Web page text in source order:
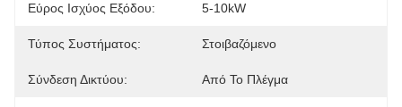
Εύρος Ισχύος Εξόδου: 5-10kW
Τύπος Συστήματος: Στοιβαζόμενο
Σύνδεση Δικτύου: Από Το Πλέγμα